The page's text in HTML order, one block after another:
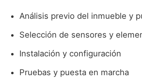
Análisis previo del inmueble y
Selección de sensores y
Instalación y configuración
Pruebas y puesta en marcha